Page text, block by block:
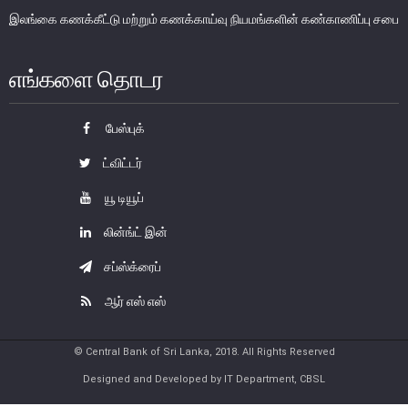
பொதுநோக்கு
நிதியியல் முறைமை மேற்பார்வைச் குழு
Financial Stability Review
இலங்கை கணக்கீட்டு மற்றும் கணக்காய்வு நியமங்களின் கண்காணிப்பு சபை
எங்களை தொடர
பேஸ்புக்
ட்விட்டர்
யூ டியூப்
லின்ங்ட் இன்
சப்ஸ்க்ரைப்
ஆர் எஸ் எஸ்
© Central Bank of Sri Lanka, 2018. All Rights Reserved
Designed and Developed by IT Department, CBSL